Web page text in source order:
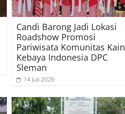
Candi Barong Jadi Lokasi
Roadshow Promosi
Pariwisata Komunitas Kain
Kebaya Indonesia DPC
Sleman
14 Juli 2026